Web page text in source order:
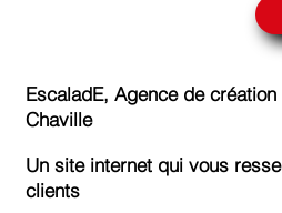
EscaladE, Agence de
Chaville
Un site internet qui vous
clients